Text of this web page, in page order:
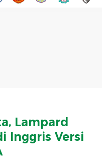
Lampard
Inggris Versi